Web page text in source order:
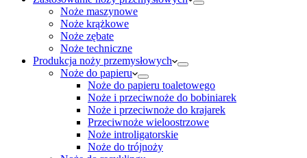
Noże maszynowe
Noże krążkowe
Noże zębate
Noże techniczne
Produkcja noży przemysłowych
Noże do papieru
Noże do papieru toaletowego
Noże i przeciwnoże do bobiniarek
Noże i przeciwnoże do krajarek
Przeciwnoże wieloostrzowe
Noże introligatorskie
Noże do trójnoży